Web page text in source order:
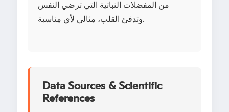
من المفضلات النباتية التي ترضي النفس
وتدفئ القلب، مثالي لأي مناسبة.
Data Sources & Scientific
References